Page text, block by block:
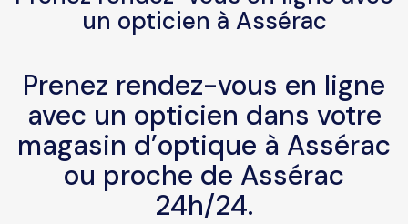
un opticien à Assérac
Prenez rendez-vous en ligne
avec un opticien dans votre
magasin d’optique à Assérac
ou proche de Assérac
24h/24.